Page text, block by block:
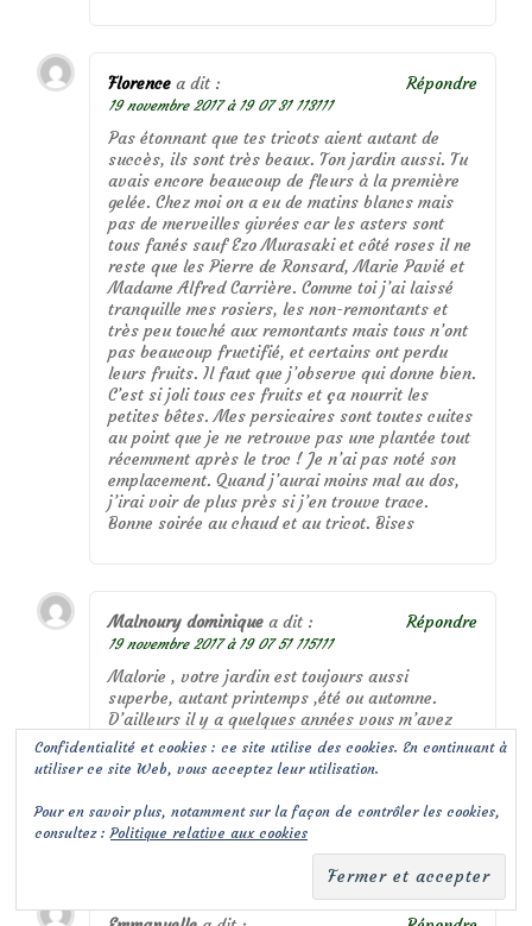
Florence a dit :
19 novembre 2017 à 19 07 31 113111
Pas étonnant que tes tricots aient autant de
succès, ils sont très beaux. Ton jardin aussi. Tu
avais encore beaucoup de fleurs à la première
gelée. Chez moi on a eu de matins blancs mais
pas de merveilles givrées car les asters sont
tous fanés sauf Ezo Murasaki et côté roses il ne
reste que les Pierre de Ronsard, Marie Pavié et
Madame Alfred Carrière. Comme toi j’ai laissé
tranquille mes rosiers, les non-remontants et
très peu touché aux remontants mais tous n’ont
pas beaucoup fructifié, et certains ont perdu
leurs fruits. Il faut que j’observe qui donne bien.
C’est si joli tous ces fruits et ça nourrit les
petites bêtes. Mes persicaires sont toutes cuites
au point que je ne retrouve pas une plantée tout
récemment après le troc ! Je n’ai pas noté son
emplacement. Quand j’aurai moins mal au dos,
j’irai voir de plus près si j’en trouve trace.
Bonne soirée au chaud et au tricot. Bises
Répondre
Malnoury dominique a dit :
19 novembre 2017 à 19 07 51 115111
Malorie , votre jardin est toujours aussi
superbe, autant printemps ,été ou automne.
D’ailleurs il y a quelques années vous m’avez
beaucoup inspiré pour recréer mes massifs, tout
est si bien réussi chez vous. J’essaie d’aller sur
votre nouveau blog mais rate beaucoup
d’articles car je ne sais pas non plus comment
m’abonner !
Répondre
Confidentialité et cookies : ce site utilise des cookies. En continuant à
utiliser ce site Web, vous acceptez leur utilisation.
Pour en savoir plus, notamment sur la façon de contrôler les cookies,
consultez :Politique relative aux cookies